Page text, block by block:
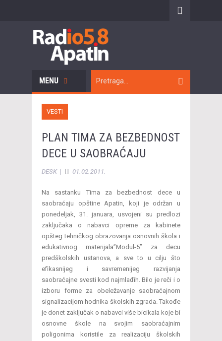
MENU
VESTI
PLAN TIMA ZA BEZBEDNOST
DECE U SAOBRAĆAJU
DESK| 01.02.2011.
Na sastanku Tima za bezbednost dece u
saobraćaju opštine Apatin, koji je održan u
ponedeljak, 31. januara, usvojeni su predlozi
zaključaka o nabavci opreme za kabinete
opšteg tehničkog obrazovanja osnovnih škola i
edukativnog materijala”Modul-5” za decu
predškolskih ustanova, a sve to u cilju što
efikasnijeg i savremenijeg razvijanja
saobraćajne svesti kod najmlađih. Bilo je reči i o
izboru forme za obeležavanje saobraćajnom
signalizacijom hodnika školskih zgrada. Takođe
je donet zaključak o nabavci više bicikala koje bi
osnovne škole na svojim saobraćajnim
poligonima koristile za realizaciju školskih